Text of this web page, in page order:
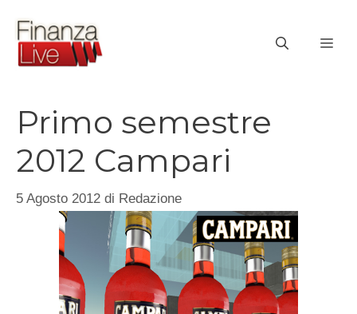
contenuto
Primo semestre
2012 Campari
5 Agosto 2012 di Redazione